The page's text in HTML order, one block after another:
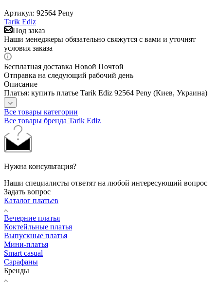
Артикул: 92564 Peny
Tarik Ediz
Под заказ
Наши менеджеры обязательно свяжутся с вами и уточнят
условия заказа
Бесплатная доставка Новой Почтой
Отправка на следующий рабочий день
Описание
Платья: купить платье Tarik Ediz 92564 Peny (Киев, Украина)
Все товары категории
Все товары бренда Tarik Ediz
Нужна консультация?
Наши специалисты ответят на любой интересующий вопрос
Задать вопрос
Каталог платьев
Вечерние платья
Коктейльные платья
Выпускные платья
Мини-платья
Smart casual
Сарафаны
Бренды